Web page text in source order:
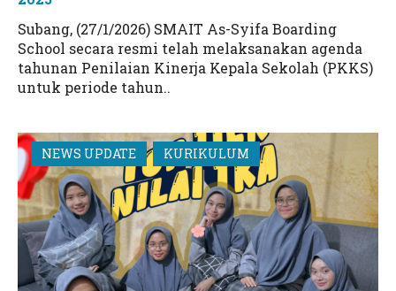
Subang, (27/1/2026) SMAIT As-Syifa Boarding
School secara resmi telah melaksanakan agenda
tahunan Penilaian Kinerja Kepala Sekolah (PKKS)
untuk periode tahun..
NEWS UPDATE KURIKULUM